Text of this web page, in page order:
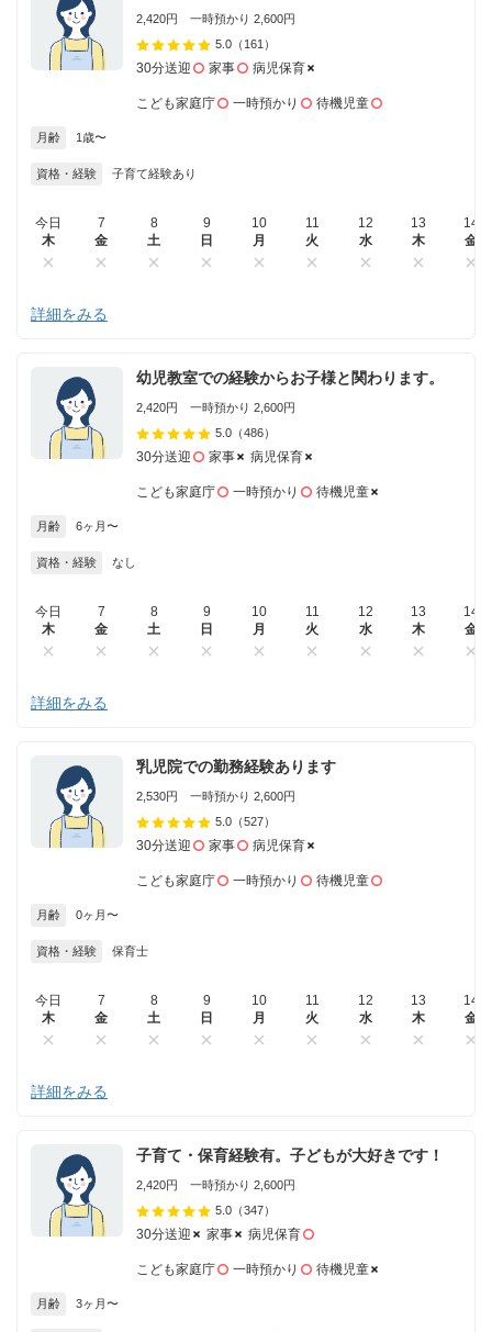
2,420円 一時預かり 2,600円
5.0 （161）
30分送迎 家事 病児保育
こども家庭庁 一時預かり 待機児童
月齢 1歳〜
資格・経験 子育て経験あり
今日
木
7
金
8
土
9
日
10
月
11
火
12
水
13
木
14
金
詳細をみる
幼児教室での経験からお子様と関わります。
2,420円 一時預かり 2,600円
5.0 （486）
30分送迎 家事 病児保育
こども家庭庁 一時預かり 待機児童
月齢 6ヶ月〜
資格・経験 なし
今日
木
7
金
8
土
9
日
10
月
11
火
12
水
13
木
14
金
詳細をみる
乳児院での勤務経験あります
2,530円 一時預かり 2,600円
5.0 （527）
30分送迎 家事 病児保育
こども家庭庁 一時預かり 待機児童
月齢 0ヶ月〜
資格・経験 保育士
今日
木
7
金
8
土
9
日
10
月
11
火
12
水
13
木
14
金
詳細をみる
子育て・保育経験有。子どもが大好きです！
2,420円 一時預かり 2,600円
5.0 （347）
30分送迎 家事 病児保育
こども家庭庁 一時預かり 待機児童
月齢 3ヶ月〜